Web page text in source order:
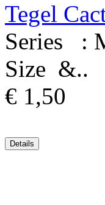
Tegel
Series :
Size &..
€ 1,50